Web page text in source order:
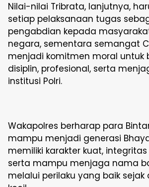
Nilai-nilai Tribrata, lanjutnya,
setiap pelaksanaan tugas
pengabdian kepada
negara, sementara semangat
menjadi komitmen moral untuk
disiplin, profesional, serta
institusi Polri.
Wakapolres berharap para
mampu menjadi generasi
memiliki karakter kuat,
serta mampu menjaga nama
melalui perilaku yang baik